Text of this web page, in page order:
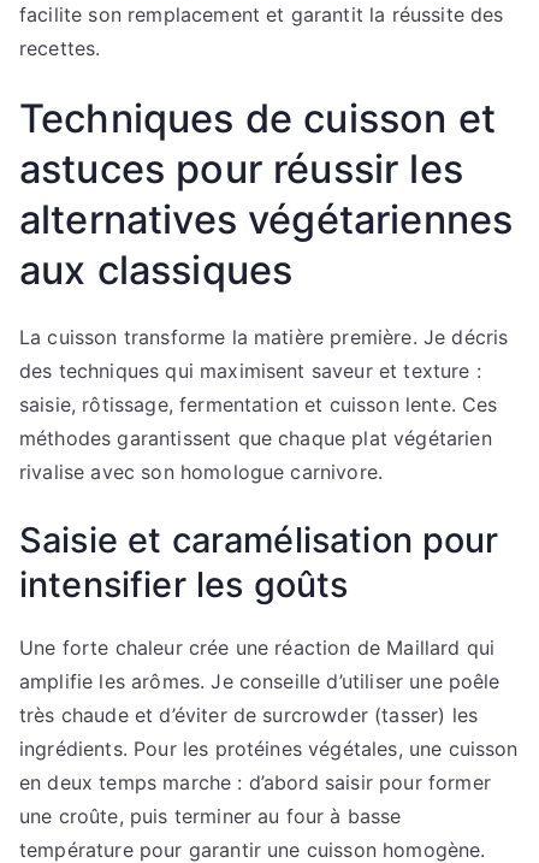
facilite son remplacement et garantit la réussite des
recettes.
Techniques de cuisson et
astuces pour réussir les
alternatives végétariennes
aux classiques
La cuisson transforme la matière première. Je décris
des techniques qui maximisent saveur et texture :
saisie, rôtissage, fermentation et cuisson lente. Ces
méthodes garantissent que chaque plat végétarien
rivalise avec son homologue carnivore.
Saisie et caramélisation pour
intensifier les goûts
Une forte chaleur crée une réaction de Maillard qui
amplifie les arômes. Je conseille d’utiliser une poêle
très chaude et d’éviter de surcrowder (tasser) les
ingrédients. Pour les protéines végétales, une cuisson
en deux temps marche : d’abord saisir pour former
une croûte, puis terminer au four à basse
température pour garantir une cuisson homogène.